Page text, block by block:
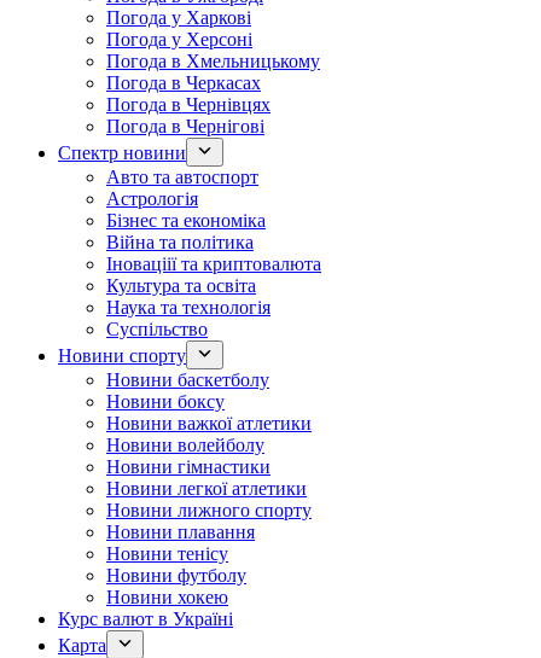
Погода у Харкові
Погода у Херсоні
Погода в Хмельницькому
Погода в Черкасах
Погода в Чернівцях
Погода в Чернігові
Спектр новини
Авто та автоспорт
Астрологія
Бізнес та економіка
Війна та політика
Іноваціії та криптовалюта
Культура та освіта
Наука та технологія
Суспільство
Новини спорту
Новини баскетболу
Новини боксу
Новини важкої атлетики
Новини волейболу
Новини гімнастики
Новини легкої атлетики
Новини лижного спорту
Новини плавання
Новини тенісу
Новини футболу
Новини хокею
Курс валют в Україні
Карта